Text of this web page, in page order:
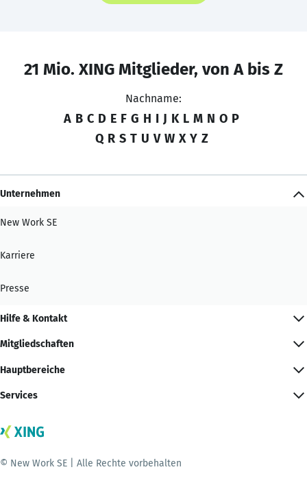
21 Mio. XING Mitglieder, von A bis Z
Nachname:
A B C D E F G H I J K L M N O P
Q R S T U V W X Y Z
Unternehmen
New Work SE
Karriere
Presse
Hilfe & Kontakt
Mitgliedschaften
Hauptbereiche
Services
© New Work SE | Alle Rechte vorbehalten